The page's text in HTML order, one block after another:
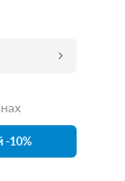
-10%